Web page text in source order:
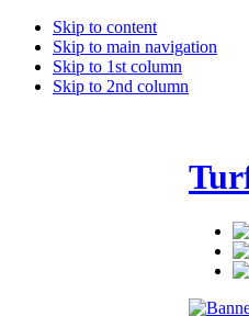
Skip to content
Skip to main navigation
Skip to 1st column
Skip to 2nd column